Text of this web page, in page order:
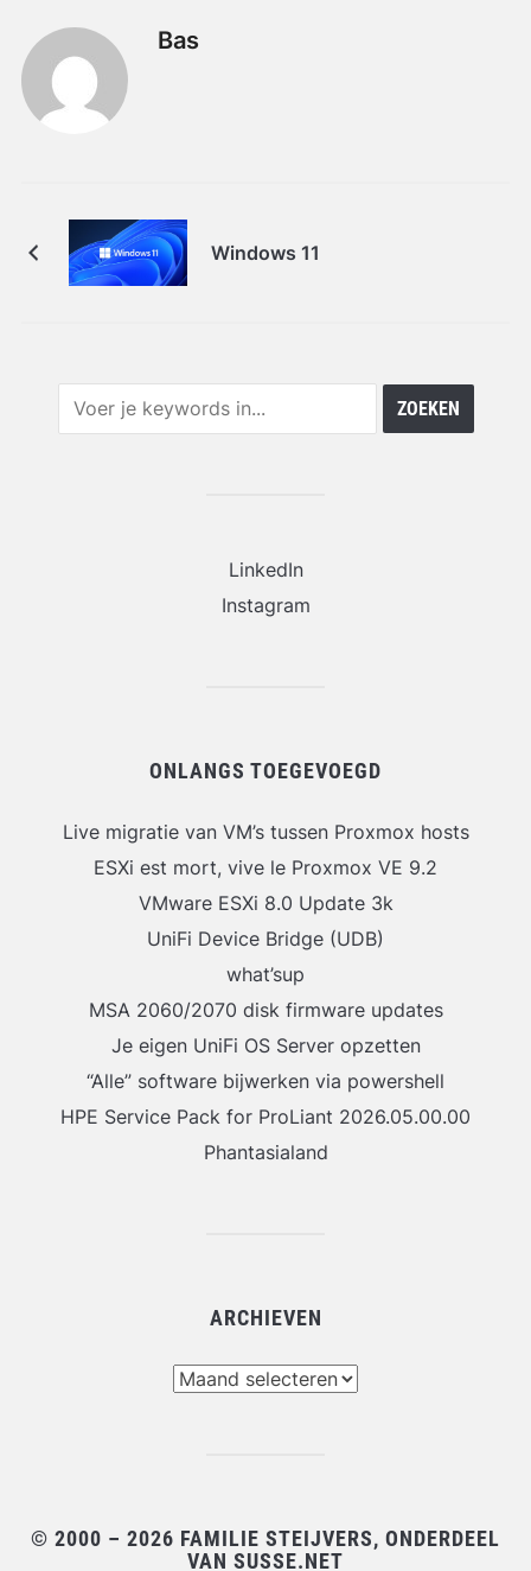
Bas
Windows 11
LinkedIn
Instagram
ONLANGS TOEGEVOEGD
Live migratie van VM’s tussen Proxmox hosts
ESXi est mort, vive le Proxmox VE 9.2
VMware ESXi 8.0 Update 3k
UniFi Device Bridge (UDB)
what’sup
MSA 2060/2070 disk firmware updates
Je eigen UniFi OS Server opzetten
“Alle” software bijwerken via powershell
HPE Service Pack for ProLiant 2026.05.00.00
Phantasialand
ARCHIEVEN
© 2000 – 2026 FAMILIE STEIJVERS, ONDERDEEL
VAN SUSSE.NET